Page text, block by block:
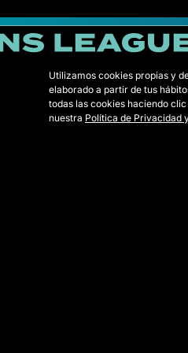
Utilizamos cookies propias y
elaborado a partir de tus
todas las cookies haciendo
nuestra Política de Privacidad